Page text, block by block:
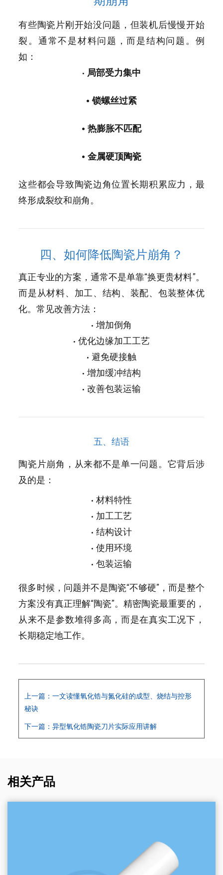
有些陶瓷片刚开始没问题，但装机后慢慢开始
裂。通常不是材料问题，而是结构问题。例
如：
• 局部受力集中
• 锁螺丝过紧
• 热膨胀不匹配
• 金属硬顶陶瓷
这些都会导致陶瓷边角位置长期积累应力，最
终形成裂纹和崩角。
四、如何降低陶瓷片崩角？
真正专业的方案，通常不是单靠“换更贵材料”。
而是从材料、加工、结构、装配、包装整体优
化。常见改善方法：
• 增加倒角
• 优化边缘加工工艺
• 避免硬接触
• 增加缓冲结构
• 改善包装运输
五、结语
陶瓷片崩角，从来都不是单一问题。它背后涉
及的是：
• 材料特性
• 加工工艺
• 结构设计
• 使用环境
• 包装运输
很多时候，问题并不是陶瓷“不够硬”，而是整个
方案没有真正理解“陶瓷”。精密陶瓷最重要的，
从来不是参数堆得多高，而是在真实工况下，
长期稳定地工作。
上一篇：一文读懂氧化锆与氮化硅的成型、烧结与控形
秘诀
下一篇：异型氧化锆陶瓷刀片实际应用讲解
相关产品